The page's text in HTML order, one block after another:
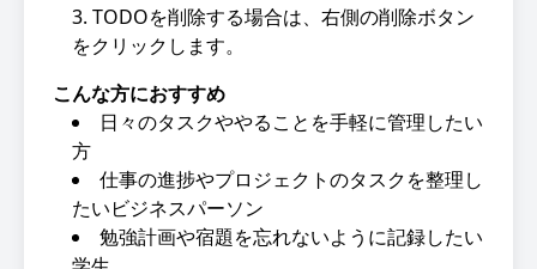
TODOを削除する場合は、右側の削除ボタン
をクリックします。
こんな方におすすめ
日々のタスクややることを手軽に管理したい
方
仕事の進捗やプロジェクトのタスクを整理し
たいビジネスパーソン
勉強計画や宿題を忘れないように記録したい